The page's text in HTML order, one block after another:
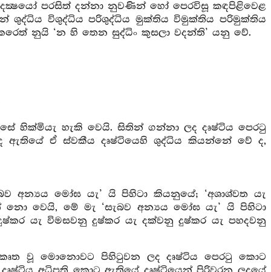
දක්‍ෂයෝ පරසිත් දන්නා නුවණින් හෝ පෙරවිසූ කඳපිළිවෙළ
විශුද්ධිය පරිශුද්ධිය මුක්තිය විමුක්තිය පරිමුක්තිය
නුයි ‘න හි තෙන සුද්ධිං කුසලා වදන්ති’ යනු වේ.
හික්මියැ හැකි වෙයි. සිතින් ගන්නා ලද දෘෂ්ටිය පෙරටු
ඇතියේ ඒ ස්වකීය දෘෂ්ටියෙහි ශුද්ධිය කියන්නේ වේ ද,
අන්‍යය මෝඝ යැ’ යි පිහිටා කියනුයේ; ‘අශාශ්වත යැ
වෙයි, මේ මැ ‘සැබව අන්‍යය මෝඝ යැ’ යි පිහිටා
යැ විමසවනු දුෂ්කර යැ දක්වනු දුෂ්කර යැ පහදවනු
වූ මොනොවට පිහිටුවන ලද දෘෂ්ටිය පෙරටු කොට